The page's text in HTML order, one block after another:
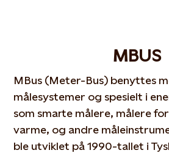
MBUS
MBus (Meter-Bus) benyttes
målesystemer og spesielt i
som smarte målere, målere
varme, og andre
ble utviklet på 1990-tallet i